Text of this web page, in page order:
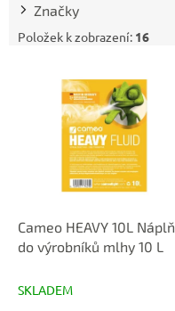
Značky
Položek k zobrazení: 16
Cameo HEAVY 10L Náplň
do výrobníků mlhy 10 L
SKLADEM